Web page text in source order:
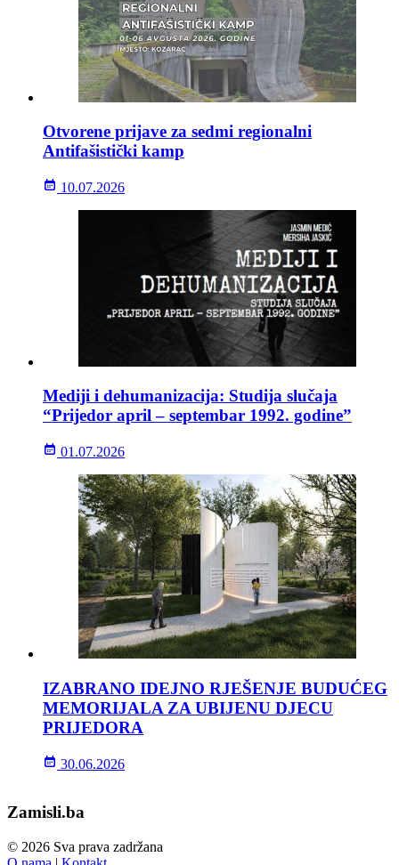
Otvorene prijave za sedmi regionalni
Antifašistički kamp
10.07.2026
Mediji i dehumanizacija: Studija slučaja
“Prijedor april – septembar 1992. godine”
01.07.2026
IZABRANO IDEJNO RJEŠENJE BUDUĆEG
MEMORIJALA ZA UBIJENU DJECU
PRIJEDORA
30.06.2026
Zamisli.ba
© 2026 Sva prava zadržana